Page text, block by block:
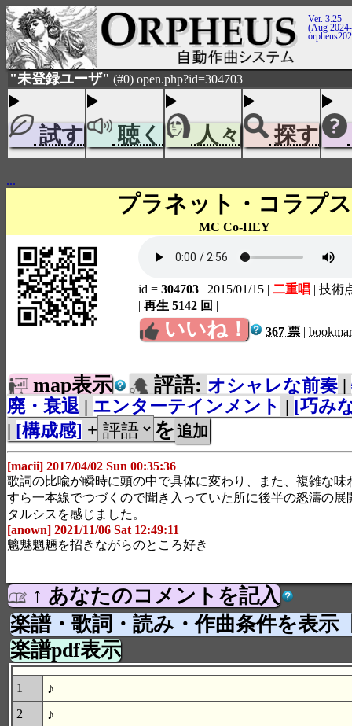
Ver. 3.25
(Aug
"未登録ユーザ" (#0) open.php?id=304703
試す 聴く 人々 探す
...
プラネット・コラプス
MC Co-HEY
id = 304703 | 2015/01/15 | 二重唱 | 技術
| 再生 5142 回 |
いいね！ 367 票 |
map表示 評語: オシャレな前奏 |
廃・衰退 | エンターテインメント | [巧み
| [構成感] + を
[macii] 2017/04/02 Sun 00:35:36
歌詞の比喩が瞬時に頭の中で具体に変わり、また、複雑な味
すら一本線でつづくので聞き入っていた所に後半の怒濤の展
タルシスを感じました。
[anown] 2021/11/06 Sat 12:49:11
魑魅魍魎を招きながらのところ好き
↑ あなたのコメントを記入
楽譜・歌詞・読み・作曲条件を表示
楽譜pdf表示
1 ♪
2 ♪